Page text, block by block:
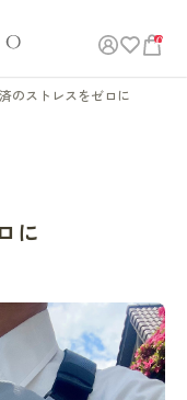
0
のストレスをゼロに
に